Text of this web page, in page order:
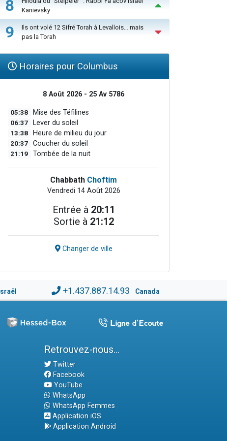
8
Kanievsky
9
Ils ont volé 12 Sifré Torah à Levallois… mais
pas la Torah
Horaires pour Columbus
8 Août 2026 - 25 Av 5786
05:38 Mise des Téfilines
06:37 Lever du soleil
13:38 Heure de milieu du jour
20:37 Coucher du soleil
21:19 Tombée de la nuit
Chabbath Choftim
Vendredi 14 Août 2026
Entrée à 20:11
Sortie à 21:12
Changer de ville
Israël +1.437.887.14.93 Canada
Retrouvez-nous...
Twitter
Facebook
YouTube
WhatsApp
WhatsApp Femmes
Application iOS
Application Android